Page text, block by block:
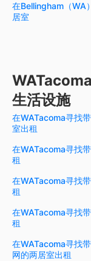
在Bellingham（WA
居室
生活设施
在WATacoma寻找
室出租
在WATacoma寻找
租
在WATacoma寻找
租
在WATacoma寻找
租
在WATacoma寻找
网的两居室出租